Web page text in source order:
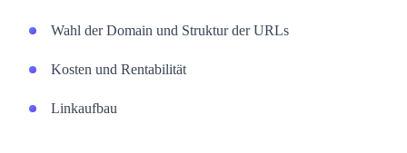
Wahl der Domain und Struktur der URLs
Kosten und Rentabilität
Linkaufbau